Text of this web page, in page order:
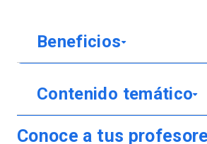
Beneficios
Contenido temático
Conoce a tus